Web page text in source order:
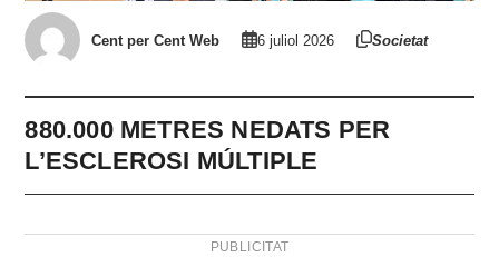
Cent per Cent Web 6 juliol 2026 Societat
880.000 METRES NEDATS PER
L’ESCLEROSI MÚLTIPLE
PUBLICITAT